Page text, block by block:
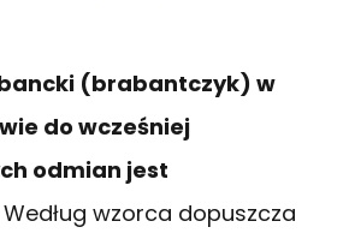
(brabantczyk) w
do wcześniej
odmian jest
Według wzorca dopuszcza